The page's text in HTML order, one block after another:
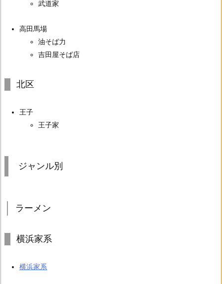
武道家
高田馬場
油そば力
吉田屋そば店
北区
王子
王子家
ジャンル別
ラーメン
横浜家系
横浜家系